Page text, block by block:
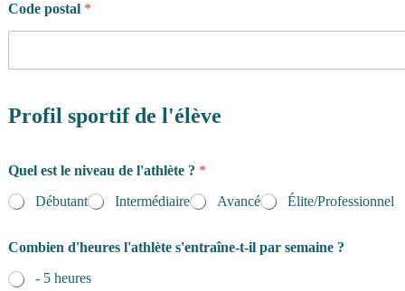
Code postal *
Profil sportif de l'élève
Quel est le niveau de l'athlète ? *
Débutant
Intermédiaire Avancé Élite/Professionnel
Combien d'heures l'athlète s'entraîne-t-il par semaine ?
- 5 heures